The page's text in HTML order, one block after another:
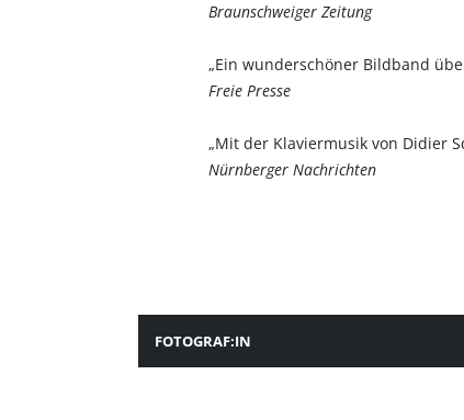
Braunschweiger Zeitung
„Ein wunderschöner Bildband
Freie Presse
„Mit der Klaviermusik von Didier
Nürnberger Nachrichten
FOTOGRAF:IN